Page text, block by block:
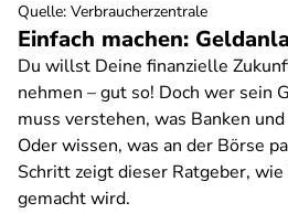
Einfach machen:
Du willst Deine finanzielle
nehmen – gut so! Doch wer sein
muss verstehen, was Banken
Oder wissen, was an der Börse
Schritt zeigt dieser Ratgeber,
gemacht wird.
Quelle: Verbraucherzentrale